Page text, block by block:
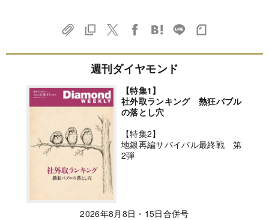
週刊ダイヤモンド
【特集1】
社外取ランキング 熱狂バブル
の落とし穴
【特集2】
地銀再編サバイバル最終戦 第
2弾
2026年8月8日・15日合併号